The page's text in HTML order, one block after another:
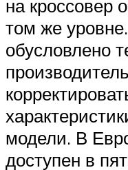
на кроссовер
том же
обусловлено
модели. В
доступен в